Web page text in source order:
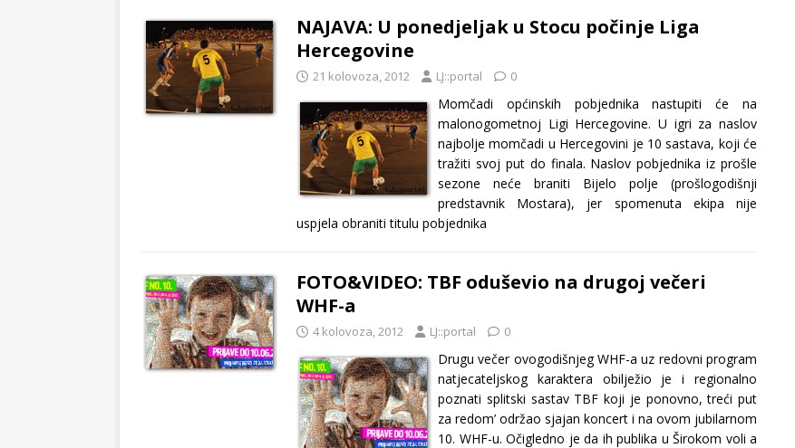
NAJAVA: U ponedjeljak u Stocu počinje Liga
Hercegovine
21 kolovoza, 2012 LJ::portal 0
Momčadi općinskih pobjednika nastupiti će na
malonogometnoj Ligi Hercegovine. U igri za naslov
najbolje momčadi u Hercegovini je 10 sastava, koji će
tražiti svoj put do finala. Naslov pobjednika iz prošle
sezone neće braniti Bijelo polje (prošlogodišnji
predstavnik Mostara), jer spomenuta ekipa nije
uspjela obraniti titulu pobjednika
FOTO&VIDEO: TBF oduševio na drugoj večeri
WHF-a
4 kolovoza, 2012 LJ::portal 0
Drugu večer ovogodišnjeg WHF-a uz redovni program
natjecateljskog karaktera obilježio je i regionalno
poznati splitski sastav TBF koji je ponovno, treći put
za redom’ održao sjajan koncert i na ovom jubilarnom
10. WHF-u. Očigledno je da ih publika u Širokom voli a